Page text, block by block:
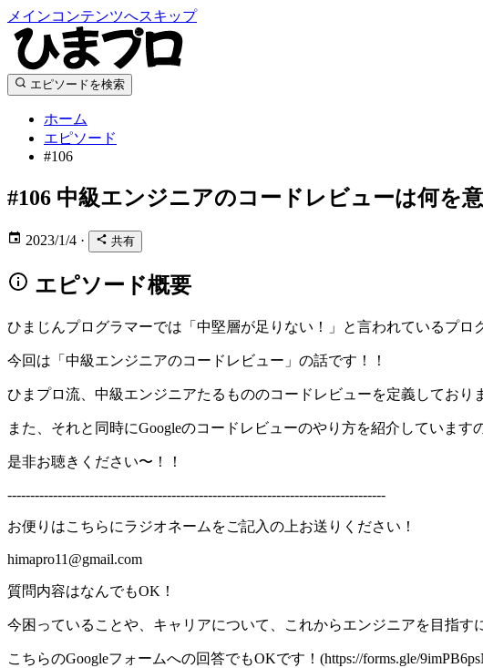
メインコンテンツへスキップ
エピソードを検索
ホーム
エピソード
#106
#106 中級エンジニアのコードレビューは何を
2023/1/4 · 共有
エピソード概要
ひまじんプログラマーでは「中堅層が足りない！」と言われているプ
今回は「中級エンジニアのコードレビュー」の話です！！
ひまプロ流、中級エンジニアたるもののコードレビューを定義しており
また、それと同時にGoogleのコードレビューのやり方を紹介しています
是非お聴きください〜！！
-----------------------------------------------------------------------------------
お便りはこちらにラジオネームをご記入の上お送りください！
himapro11@gmail.com
質問内容はなんでもOK！
今困っていることや、キャリアについて、これからエンジニアを目指
こちらのGoogleフォームへの回答でもOKです！(https://forms.gle/